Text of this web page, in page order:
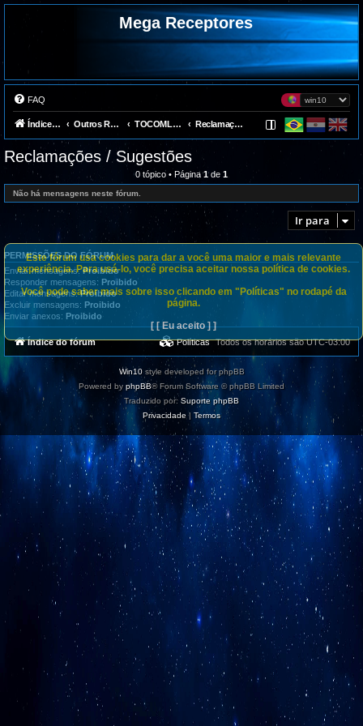
Mega Receptores
FAQ
Índice do fórum Outros Receptores TOCOMLINK Reclamações / Sugestões
Reclamações / Sugestões
0 tópico • Página1de 1
Não há mensagens neste fórum.
Ir para
PERMISSÕES DO FÓRUM
Enviar mensagens:Proibido
Responder mensagens: Proibido
Editar mensagens:Proibido
Excluir mensagens: Proibido
Enviar anexos: Proibido
Este fórum usa cookies para dar a você uma maior e mais relevante
experiência. Para usá-lo, você precisa aceitar nossa política de cookies.
Você pode saber mais sobre isso clicando em "Políticas" no rodapé da
página.
[ [ Eu aceito ] ]
Índice do fórum Todos os horários sãoUTC-03:00
Políticas
Win10style developed for phpBB
Powered by phpBB® Forum Software © phpBB Limited
Traduzido por: Suporte phpBB
Privacidade | Termos